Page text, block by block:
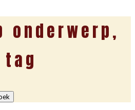
onderwerp,